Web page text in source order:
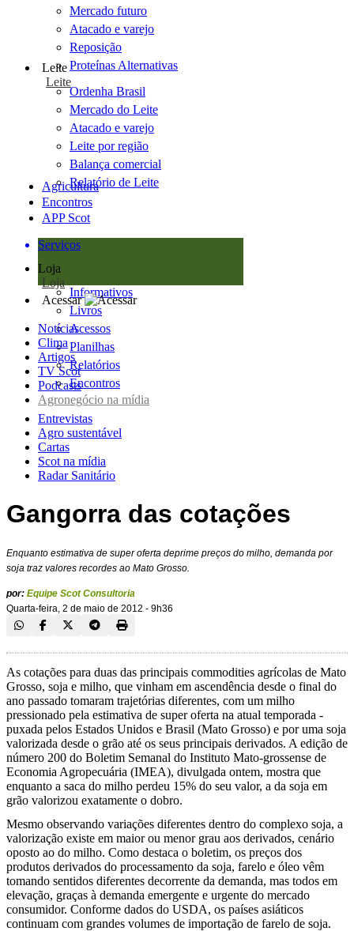
Mercado futuro
Atacado e varejo
Reposição
Proteínas Alternativas
Leite
Leite
Ordenha Brasil
Mercado do Leite
Atacado e varejo
Leite por região
Balança comercial
Relatório de Leite
Agricultura
Encontros
APP Scot
Serviços
Loja
Loja
Informativos
Livros
Acessos
Planilhas
Relatórios
Encontros
Acessar
Notícias
Clima
Artigos
TV Scot
Podcasts
Agronegócio na mídia
Entrevistas
Agro sustentável
Cartas
Scot na mídia
Radar Sanitário
Gangorra das cotações
Enquanto estimativa de super oferta deprime preços do milho, demanda por
soja traz valores recordes ao Mato Grosso.
por: Equipe Scot Consultoria
Quarta-feira, 2 de maio de 2012 - 9h36
As cotações para duas das principais commodities agrícolas de Mato
Grosso, soja e milho, que vinham em ascendência desde o final do
ano passado tomaram trajetórias diferentes, com um milho
pressionado pela estimativa de super oferta na atual temporada -
puxada pelos Estados Unidos e Brasil (Mato Grosso) e por uma soja
valorizada desde o grão até os seus principais derivados. A edição de
número 200 do Boletim Semanal do Instituto Mato-grossense de
Economia Agropecuária (IMEA), divulgada ontem, mostra que
enquanto a saca do milho perdeu 15% do seu valor, a da soja em
grão valorizou exatamente o dobro.
Mesmo observando variações diferentes dentro do complexo soja, a
valorização existe em maior ou menor grau aos derivados, cenário
oposto ao do milho. Como destaca o boletim, os preços dos
produtos derivados do processamento da soja, farelo e óleo vêm
tomando sentidos diferentes decorrente da demanda, mas todos em
elevação, graças à demanda emergente e urgente do mercado
consumidor. Conforme dados do USDA, os países asiáticos
continuam com grandes volumes de importação de farelo de soja.